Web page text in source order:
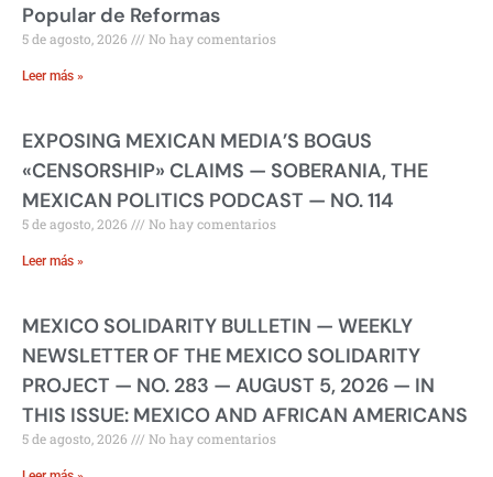
Popular de Reformas
5 de agosto, 2026 No hay comentarios
Leer más »
EXPOSING MEXICAN MEDIA’S BOGUS
«CENSORSHIP» CLAIMS — SOBERANIA, THE
MEXICAN POLITICS PODCAST — NO. 114
5 de agosto, 2026 No hay comentarios
Leer más »
MEXICO SOLIDARITY BULLETIN — WEEKLY
NEWSLETTER OF THE MEXICO SOLIDARITY
PROJECT — NO. 283 — AUGUST 5, 2026 — IN
THIS ISSUE: MEXICO AND AFRICAN AMERICANS
5 de agosto, 2026 No hay comentarios